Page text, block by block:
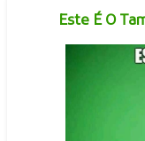
Este É O